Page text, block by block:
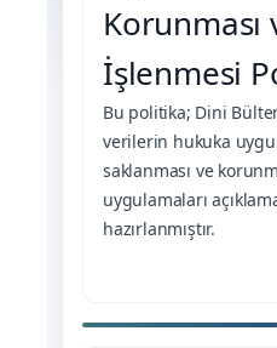
Korunması
İşlenmesi
Bu politika; Dini
verilerin hukuka
saklanması ve
uygulamaları
hazırlanmıştır.